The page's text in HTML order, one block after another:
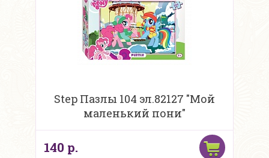
Step Пазлы 104 эл.82127 "Мой
маленький пони"
140 р.